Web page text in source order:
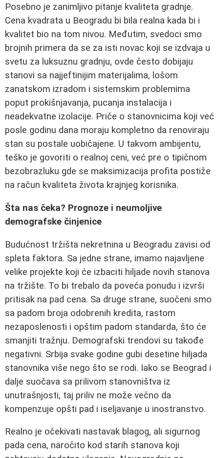
Posebno je zanimljivo pitanje kvaliteta gradnje.
Cena kvadrata u Beogradu bi bila realna kada bi i
kvalitet bio na tom nivou. Međutim, svedoci smo
brojnih primera da se za isti novac koji se izdvaja u
svetu za luksuznu gradnju, ovde često dobijaju
stanovi sa najjeftinijim materijalima, lošom
zanatskom izradom i sistemskim problemima
poput prokišnjavanja, pucanja instalacija i
neadekvatne izolacije. Priče o stanovnicima koji već
posle godinu dana moraju kompletno da renoviraju
stan su postale uobičajene. U takvom ambijentu,
teško je govoriti o realnoj ceni, već pre o tipičnom
bezobrazluku gde se maksimizacija profita postiže
na račun kvaliteta života krajnjeg korisnika.
Šta nas čeka? Prognoze i neumoljive
demografske činjenice
Budućnost tržišta nekretnina u Beogradu zavisi od
spleta faktora. Sa jedne strane, imamo najavljene
velike projekte koji će izbaciti hiljade novih stanova
na tržište. To bi trebalo da poveća ponudu i izvrši
pritisak na pad cena. Sa druge strane, suočeni smo
sa padom broja odobrenih kredita, rastom
nezaposlenosti i opštim padom standarda, što će
smanjiti tražnju. Demografski trendovi su takođe
negativni. Srbija svake godine gubi desetine hiljada
stanovnika više nego što se rodi. Iako se Beograd i
dalje suočava sa prilivom stanovništva iz
unutrašnjosti, taj priliv ne može večno da
kompenzuje opšti pad i iseljavanje u inostranstvo.
Realno je očekivati nastavak blagog, ali sigurnog
pada cena, naročito kod starih stanova koji